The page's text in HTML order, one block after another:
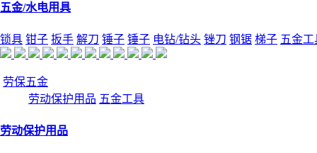
五金/水电用具
锁具 钳子 扳手 解刀 锤子 锤子 电钻/钻头 锉刀 钢锯 梯子 五金
劳保五金
劳动保护用品 五金工具
劳动保护用品